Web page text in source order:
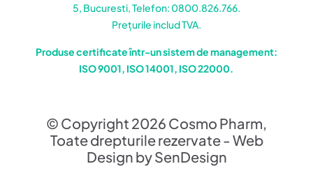
5, Bucuresti, Telefon: 0800.826.766.
Prețurile includ TVA.
Produse certificate într-un sistem de management:
ISO 9001, ISO 14001, ISO 22000.
© Copyright 2026 Cosmo Pharm,
Toate drepturile rezervate - Web
Design by SenDesign